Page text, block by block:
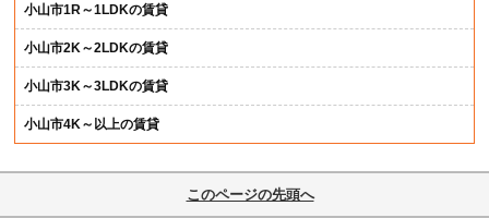
小山市1R～1LDKの賃貸
小山市2K～2LDKの賃貸
小山市3K～3LDKの賃貸
小山市4K～以上の賃貸
このページの先頭へ